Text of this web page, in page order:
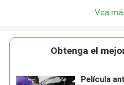
Vea
Obtenga el
Película